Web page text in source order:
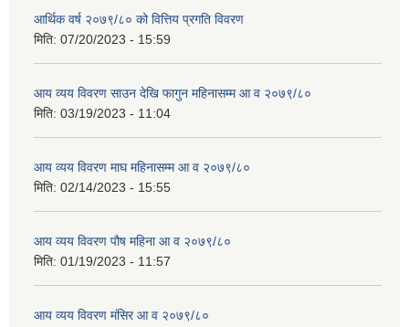
आर्थिक वर्ष २०७९/८० को वित्तिय प्रगति विवरण
मिति: 07/20/2023 - 15:59
आय व्यय विवरण साउन देखि फागुन महिनासम्म आ व २०७९/८०
मिति: 03/19/2023 - 11:04
आय व्यय विवरण माघ महिनासम्म आ व २०७९/८०
मिति: 02/14/2023 - 15:55
आय व्यय विवरण पौष महिना आ व २०७९/८०
मिति: 01/19/2023 - 11:57
आय व्यय विवरण मंसिर आ व २०७९/८०